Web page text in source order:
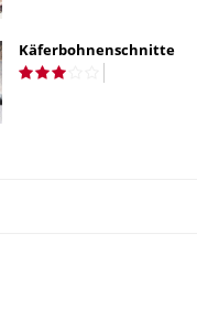
Käferbohnenschnitte